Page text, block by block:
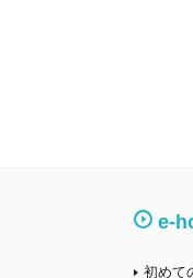
e-
初めて